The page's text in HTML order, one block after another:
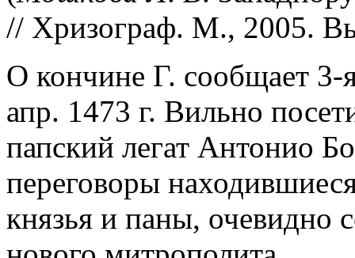
// Хризограф. М., 2005.
О кончине Г. сообщает 3-
апр. 1473 г. Вильно
папский легат Антонио
переговоры
князья и паны, очевидно